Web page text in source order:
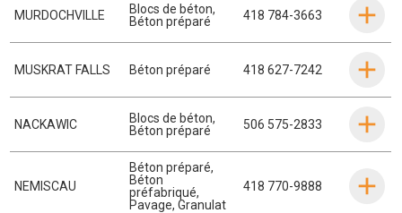
MURDOCHVILLE Blocs de béton,
Béton préparé
418 784-3663
MUSKRAT FALLS Béton préparé 418 627-7242
NACKAWIC Blocs de béton,
Béton préparé
506 575-2833
NEMISCAU
Béton préparé,
Béton
préfabriqué,
Pavage,Granulat
418 770-9888